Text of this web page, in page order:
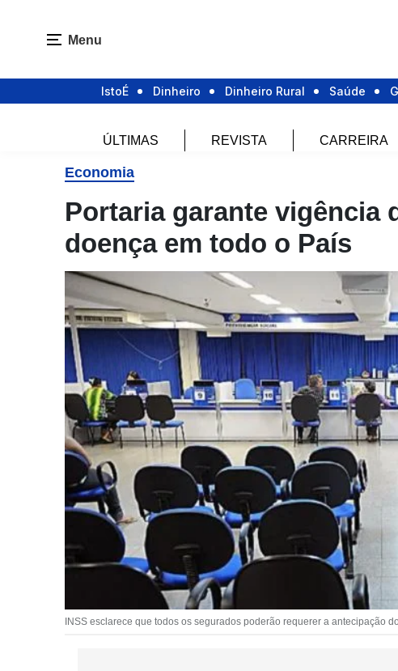
Menu
IstoÉ Dinheiro Dinheiro Rural Saúde
ÚLTIMAS REVISTA CARREIRA
Economia
Portaria garante vigência
doença em todo o País
INSS esclarece que todos os segurados poderão requerer a antecipação